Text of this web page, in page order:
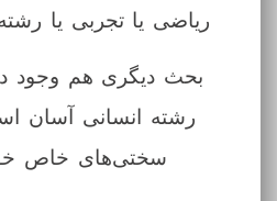
ریاضی یا تجربی یا
بحث دیگری هم وجود
رشته انسانی آسان
سختی‌های خاص